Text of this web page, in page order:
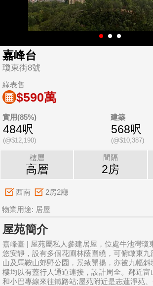
嘉峰台
瓊東街8號
綠表售
$590萬
實用(85%)
484呎
(@$12,190)
建築
568呎
(@$10,387)
樓層
高層
間隔
2房
西南 2房2廳
物業用途: 居屋
屋苑簡介
嘉峰臺 | 屋苑屬私人參建居屋，位處牛池灣瓊
悠安靜，設有多個花圃林蔭圍繞，可俯瞰東
山及馬鞍山郊野公園，景致開揚，亦被九幅
樓均以有蓋行人通道連接，設計周全。鄰近
和小巴專線來往鐵路站;屋苑附近是志蓮淨苑